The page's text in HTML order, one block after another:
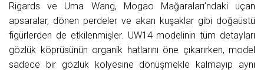
Rigards ve Uma Wang, Mogao Mağaraları’ndaki uçan
apsaralar, dönen perdeler ve akan kuşaklar gibi doğaüstü
figürlerden de etkilenmişler. UW14 modelinin tüm detayları
gözlük köprüsünün organik hatlarını öne çıkarırken, model
sadece bir gözlük kolyesine dönüşmekle kalmayıp aynı